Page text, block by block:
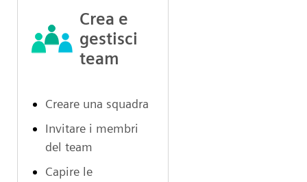
Crea e
gestisci
team
Creare una squadra
Invitare i membri
del team
Capire le